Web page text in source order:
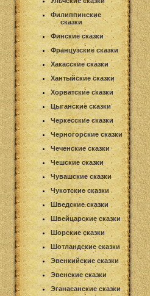
Филиппинские
сказки
Финские сказки
Французские сказки
Хакасские сказки
Хантыйские сказки
Хорватские сказки
Цыганские сказки
Черкесские сказки
Черногорские сказки
Чеченские сказки
Чешские сказки
Чувашские сказки
Чукотские сказки
Шведские сказки
Швейцарские сказки
Шорские сказки
Шотландские сказки
Эвенкийские сказки
Эвенские сказки
Эганасанские сказки